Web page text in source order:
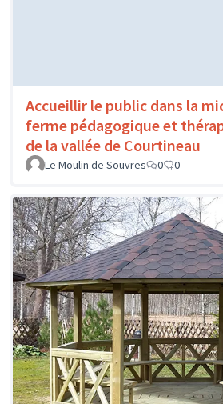
Accueillir le public dans la
ferme pédagogique et
de la vallée de Courtineau
Le Moulin de Souvres 0 0